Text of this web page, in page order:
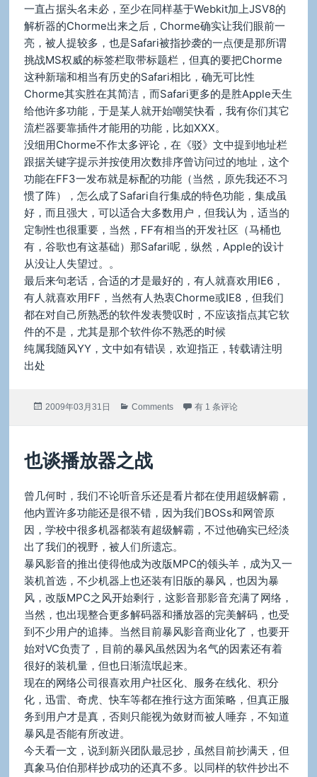
一直占据头名未必，至少在同样基于Webkit加上JSV8的
解析器的Chorme出来之后，Chorme确实让我们眼前一
亮，被人提较多，也是Safari被指抄袭的一点便是那所谓
挑战MS权威的标签栏取带标题栏，但真的要把Chorme
这种新瑞和相当有历史的Safari相比，确无可比性
Chorme其实胜在其简洁，而Safari更多的是胜Apple天生
给他许多功能，于是某人就开始嘲笑快看，我有你们其它
流栏器要靠插件才能用的功能，比如XXX。
没细用Chorme不作太多评论，在《驳》文中提到地址栏
跟据关键字提示并按使用次数排序曾访问过的地址，这个
功能在FF3一发布就是标配的功能（当然，原先我还不习
惯了阵），怎么成了Safari自行集成的特色功能，集成虽
好，而且强大，可以适合大多数用户，但我认为，适当的
定制性也很重要，当然，FF有相当的开发社区（马桶也
有，谷歌也有这基础）那Safari呢，纵然，Apple的设计
从没让人失望过。。
最后来句老话，合适的才是最好的，有人就喜欢用IE6，
有人就喜欢用FF，当然有人热衷Chorme或IE8，但我们
都在对自己所熟悉的软件发表赞叹时，不应该指点其它软
件的不是，尤其是那个软件你不熟悉的时候
纯属我随风YY，文中如有错误，欢迎指正，转载请注明
出处
发
2009年03月31日
分
Comments 也谈“新版Safari胜在速度”
有 1 条评论
也谈播放器之战
曾几何时，我们不论听音乐还是看片都在使用超级解霸，
他内置许多功能还是很不错，因为我们BOSs和网管原
因，学校中很多机器都装有超级解霸，不过他确实已经淡
出了我们的视野，被人们所遗忘。
暴风影音的推出使得他成为改版MPC的领头羊，成为又一
装机首选，不少机器上也还装有旧版的暴风，也因为暴
风，改版MPC之风开始剩行，这影音那影音充满了网络，
当然，也出现整合更多解码器和播放器的完美解码，也受
到不少用户的追捧。当然目前暴风影音商业化了，也要开
始对VC负责了，目前的暴风虽然因为名气的因素还有着
很好的装机量，但也日渐流氓起来。
现在的网络公司很喜欢用户社区化、服务在线化、积分
化，迅雷、奇虎、快车等都在推行这方面策略，但真正服
务到用户才是真，否则只能视为敛财而被人唾弃，不知道
暴风是否能有所改进。
今天看一文，说到新兴团队最忌抄，虽然目前抄满天，但
真象马伯伯那样抄成功的还真不多。以同样的软件抄出不